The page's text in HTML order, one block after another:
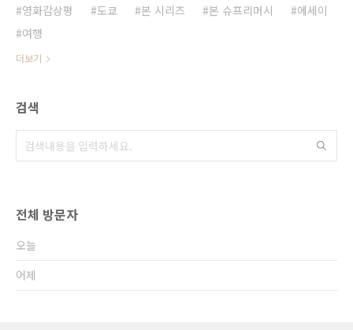
영화감상평
도쿄 본 시리즈 본 슈프리머시
에세이
여행
더보기
검색
전체 방문자
오늘
어제